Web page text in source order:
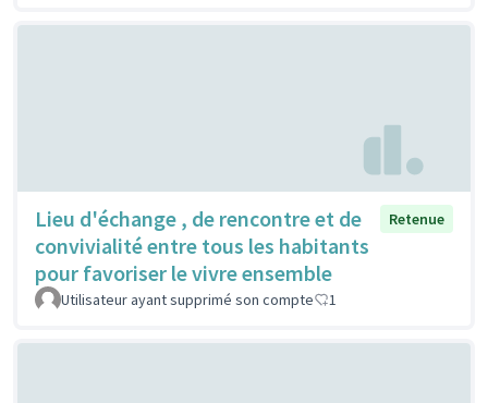
Lieu d'échange , de rencontre et de
convivialité entre tous les habitants
pour favoriser le vivre ensemble
Retenue
Utilisateur ayant supprimé son compte 1